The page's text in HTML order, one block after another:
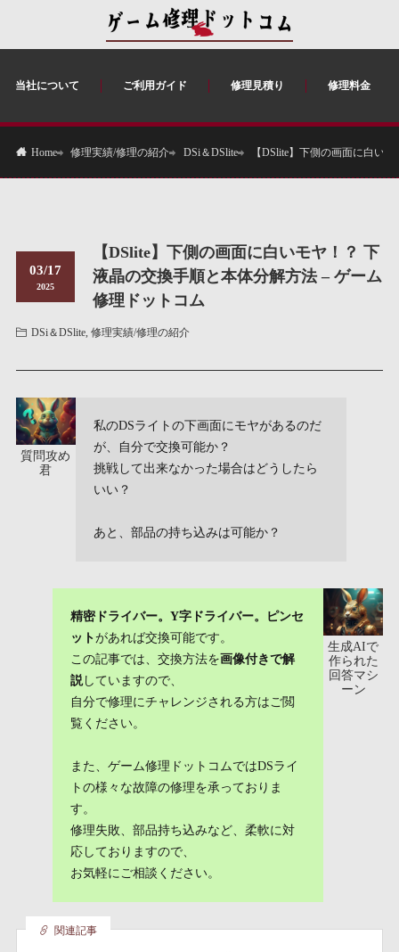
当社について ご利用ガイド 修理見積り 修理料金
Home 修理実績/修理の紹介 DSi＆DSlite 【DSlite】下側の画面に白い
03/17
2025
【DSlite】下側の画面に白いモヤ！？ 下
液晶の交換手順と本体分解方法 – ゲーム
修理ドットコム
DSi＆DSlite, 修理実績/修理の紹介
質問攻め
君
私のDSライトの下画面にモヤがあるのだ
が、自分で交換可能か？
挑戦して出来なかった場合はどうしたら
いい？
あと、部品の持ち込みは可能か？
生成AIで
作られた
回答マシ
ーン
精密ドライバー。Y字ドライバー。ピンセ
ットがあれば交換可能です。
この記事では、交換方法を画像付きで解
説していますので、
自分で修理にチャレンジされる方はご閲
覧ください。
また、ゲーム修理ドットコムではDSライ
トの様々な故障の修理を承っておりま
す。
修理失敗、部品持ち込みなど、柔軟に対
応しておりますので、
お気軽にご相談ください。
関連記事